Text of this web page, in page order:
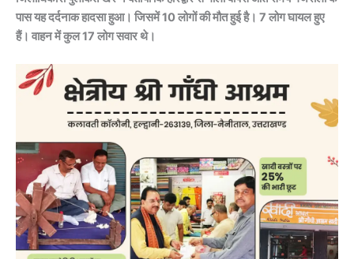
पास यह दर्दनाक हादसा हुआ। जिसमें 10 लोगों की मौत हुई है। 7 लोग घायल हुए
हैं। वाहन में कुल 17 लोग सवार थे।